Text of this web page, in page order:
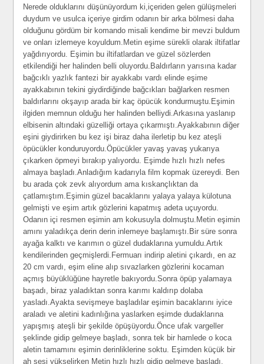
Nerede olduklarını düşünüyordum ki,içeriden gelen gülüşmeleri
duydum ve usulca içeriye girdim odanın bir arka bölmesi daha
olduğunu gördüm bir komando misali kendime bir mevzi buldum
ve onları izlemeye koyuldum.Metin eşime sürekli olarak iltifatlar
yağdırıyordu. Eşimin bu iltifatlardan ve güzel sözlerden
etkilendiği her halinden belli oluyordu.Baldırların yarısına kadar
bağcıklı yazlık fantezi bir ayakkabı vardı elinde eşime
ayakkabının tekini giydirdiğinde bağcıkları bağlarken resmen
baldırlarını okşayıp arada bir kaç öpücük kondurmuştu.Eşimin
ilgiden memnun olduğu her halinden belliydi.Arkasına yaslanıp
elbisenin altındaki güzelliği ortaya çıkarmıştı.Ayakkabının diğer
eşini giydirirken bu kez işi biraz daha ilerletip bu kez ateşli
öpücükler konduruyordu.Öpücükler yavaş yavaş yukarıya
çıkarken öpmeyi bırakıp yalıyordu. Eşimde hızlı hızlı nefes
almaya başladı.Anladığım kadarıyla film kopmak üzereydi. Ben
bu arada çok zevk alıyordum ama kıskançlıktan da
çatlamıştım.Eşimin güzel bacaklarını yalaya yalaya külotuna
gelmişti ve eşim artık gözlerini kapatmış adeta uçuyordu.
Odanın içi resmen eşimin am kokusuyla dolmuştu.Metin eşimin
amını yaladıkça derin derin inlemeye başlamıştı.Bir süre sonra
ayağa kalktı ve karımın o güzel dudaklarına yumuldu.Artık
kendilerinden geçmişlerdi.Fermuarı indirip aletini çıkardı, en az
20 cm vardı, eşim eline alıp sıvazlarken gözlerini kocaman
açmış büyüklüğüne hayretle bakıyordu.Sonra öpüp yalamaya
başadı, biraz yaladıktan sonra karımı kaldırıp dolaba
yasladı.Ayakta sevişmeye başladılar eşimin bacaklarını iyice
araladı ve aletini kadınlığına yaslarken eşimde dudaklarına
yapışmış ateşli bir şekilde öpüşüyordu.Önce ufak vargeller
şeklinde gidip gelmeye başladı, sonra tek bir hamlede o koca
aletin tamamını eşimin derinliklerine soktu. Eşimden küçük bir
ah sesi yükselirken Metin hızlı hızlı gidip gelmeye başladı.